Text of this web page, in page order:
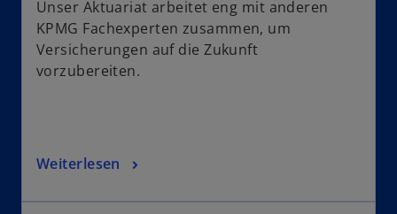
Unser Aktuariat arbeitet eng mit anderen
KPMG Fachexperten zusammen, um
Versicherungen auf die Zukunft
vorzubereiten.
Weiterlesen